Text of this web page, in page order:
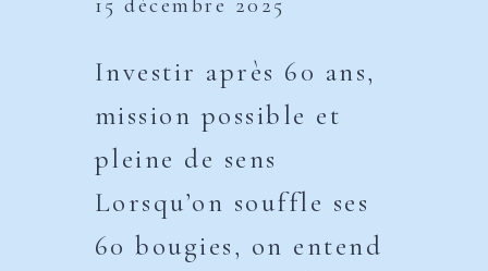
Investir après 60 ans,
mission possible et
pleine de sens
Lorsqu’on souffle ses
60 bougies, on entend